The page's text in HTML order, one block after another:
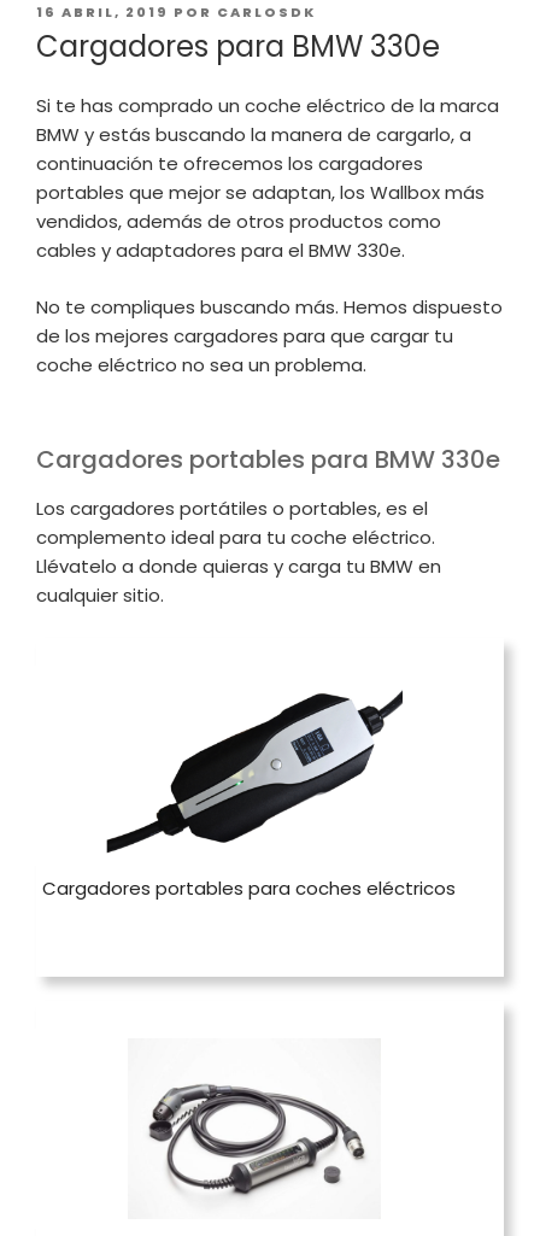
PUBLICADO
EL
16 ABRIL, 2019 POR CARLOSDK
Cargadores para BMW 330e
Si te has comprado un coche eléctrico de la marca
BMW y estás buscando la manera de cargarlo, a
continuación te ofrecemos los cargadores
portables que mejor se adaptan, los Wallbox más
vendidos, además de otros productos como
cables y adaptadores para el BMW 330e.
No te compliques buscando más. Hemos dispuesto
de los mejores cargadores para que cargar tu
coche eléctrico no sea un problema.
Cargadores portables para BMW 330e
Los cargadores portátiles o portables, es el
complemento ideal para tu coche eléctrico.
Llévatelo a donde quieras y carga tu BMW en
cualquier sitio.
Cargadores portables para coches eléctricos